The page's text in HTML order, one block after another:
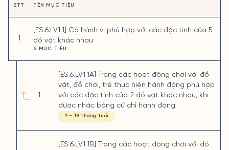
STT
1
TÊN MỤC TIÊU
[ES.6.LV1.1] Có hành vi phù hợp với các đặc tính của 5
đồ vật khác nhau
6 MỤC TIÊU
1
[ES.6.LV1.1A] Trong các hoạt động chơi với đồ
vật, đồ chơi, trẻ thực hiện hành động phù hợp
với các đặc tính của 2 đồ vật khác nhau, khi
được nhắc bằng cử chỉ hành động
9 - 18 tháng tuổi
[ES.6.LV1.1B] Trong các hoạt động chơi với đồ